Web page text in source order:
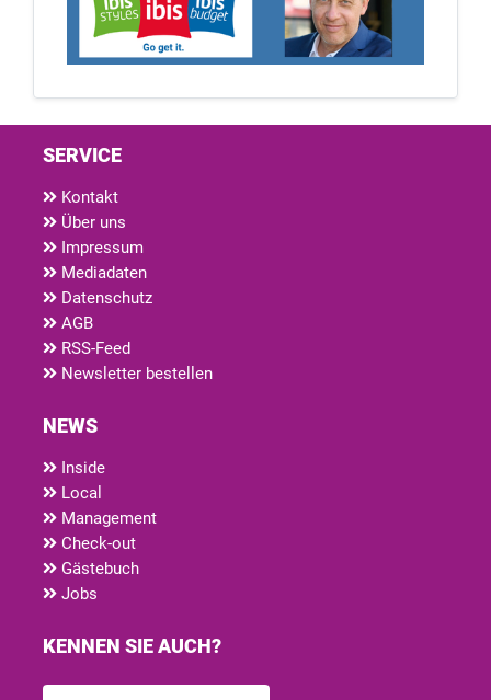
SERVICE
Kontakt
Über uns
Impressum
Mediadaten
Datenschutz
AGB
RSS-Feed
Newsletter bestellen
NEWS
Inside
Local
Management
Check-out
Gästebuch
Jobs
KENNEN SIE AUCH?